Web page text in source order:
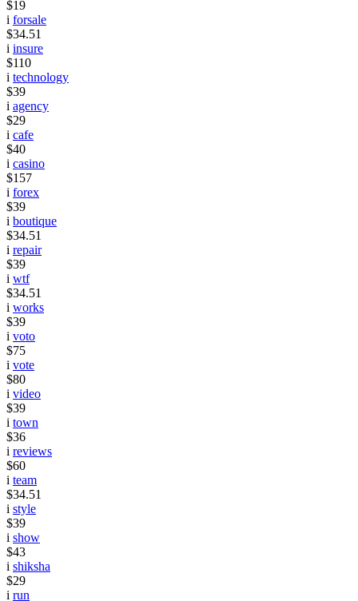
$19
i forsale
$34.51
i insure
$110
i technology
$39
i agency
$29
i cafe
$40
i casino
$157
i forex
$39
i boutique
$34.51
i repair
$39
i wtf
$34.51
i works
$39
i voto
$75
i vote
$80
i video
$39
i town
$36
i reviews
$60
i team
$34.51
i style
$39
i show
$43
i shiksha
$29
i run